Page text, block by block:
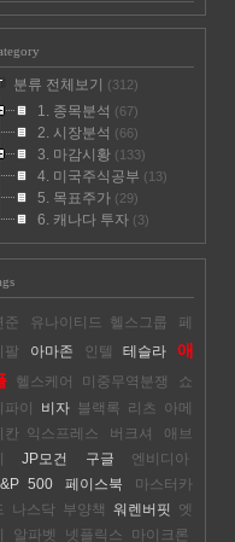
분류 전체보기 (312)
1. 종목분석 (67)
2. 시장분석 (66)
3. 마감시황 (133)
4. 미국주식공부 (13)
5. 목표주가 (29)
6. 캐나다 투자 (3)
준 유나이티드 헬스그룹
페
팔
아마존 인텔 테슬라
애
헬스케어 미중무역분쟁
쇼
파이
비자 블랙록 리츠 아메
칸 익스프레스
버크셔
애브
JP모건 구글
엔비디아
500
페이스북
마스터카
나스닥 부양책 워렌버핏
엣
알파벳 넷플릭스
마이크론